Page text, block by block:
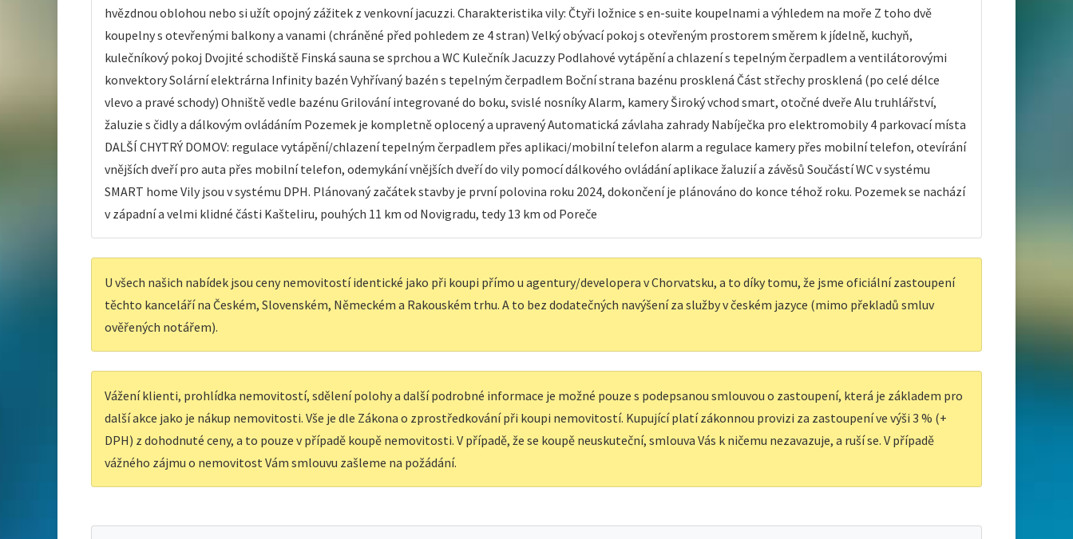
hvězdnou oblohou nebo si užít opojný zážitek z venkovní jacuzzi. Charakteristika vily: Čtyři ložnice s en-suite koupelnami a výhledem na moře Z toho dvě
koupelny s otevřenými balkony a vanami (chráněné před pohledem ze 4 stran) Velký obývací pokoj s otevřeným prostorem směrem k jídelně, kuchyň,
kulečníkový pokoj Dvojité schodiště Finská sauna se sprchou a WC Kulečník Jacuzzy Podlahové vytápění a chlazení s tepelným čerpadlem a ventilátorovými
konvektory Solární elektrárna Infinity bazén Vyhřívaný bazén s tepelným čerpadlem Boční strana bazénu prosklená Část střechy prosklená (po celé délce
vlevo a pravé schody) Ohniště vedle bazénu Grilování integrované do boku, svislé nosníky Alarm, kamery Široký vchod smart, otočné dveře Alu truhlářství,
žaluzie s čidly a dálkovým ovládáním Pozemek je kompletně oplocený a upravený Automatická závlaha zahrady Nabíječka pro elektromobily 4 parkovací místa
DALŠÍ CHYTRÝ DOMOV: regulace vytápění/chlazení tepelným čerpadlem přes aplikaci/mobilní telefon alarm a regulace kamery přes mobilní telefon, otevírání
vnějších dveří pro auta přes mobilní telefon, odemykání vnějších dveří do vily pomocí dálkového ovládání aplikace žaluzií a závěsů Součástí WC v systému
SMART home Vily jsou v systému DPH. Plánovaný začátek stavby je první polovina roku 2024, dokončení je plánováno do konce téhož roku. Pozemek se nachází
v západní a velmi klidné části Kašteliru, pouhých 11 km od Novigradu, tedy 13 km od Poreče
U všech našich nabídek jsou ceny nemovitostí identické jako při koupi přímo u agentury/developera v Chorvatsku, a to díky tomu, že jsme oficiální zastoupení
těchto kanceláří na Českém, Slovenském, Německém a Rakouském trhu. A to bez dodatečných navýšení za služby v českém jazyce (mimo překladů smluv
ověřených notářem).
Vážení klienti, prohlídka nemovitostí, sdělení polohy a další podrobné informace je možné pouze s podepsanou smlouvou o zastoupení, která je základem pro
další akce jako je nákup nemovitosti. Vše je dle Zákona o zprostředkování při koupi nemovitostí. Kupující platí zákonnou provizi za zastoupení ve výši 3 % (+
DPH) z dohodnuté ceny, a to pouze v případě koupě nemovitosti. V případě, že se koupě neuskuteční, smlouva Vás k ničemu nezavazuje, a ruší se. V případě
vážného zájmu o nemovitost Vám smlouvu zašleme na požádání.